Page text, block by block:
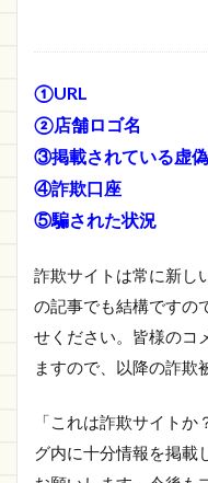
①URL
②店舗ロゴ名
③掲載されている虚
④詐欺口座
⑤騙された状況
詐欺サイトは常に新し
の記事でも結構ですの
せください。皆様のコ
ますので、以降の詐欺
「これは詐欺サイト
グ内に十分情報を掲載